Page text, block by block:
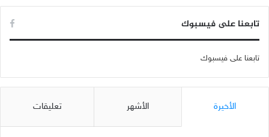
تابعنا على فيسبوك
تابعنا على فيسبوك
الأخيرة الأشهر تعليقات